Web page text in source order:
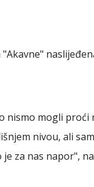
mogli proći
nivou, ali
za nas napor",